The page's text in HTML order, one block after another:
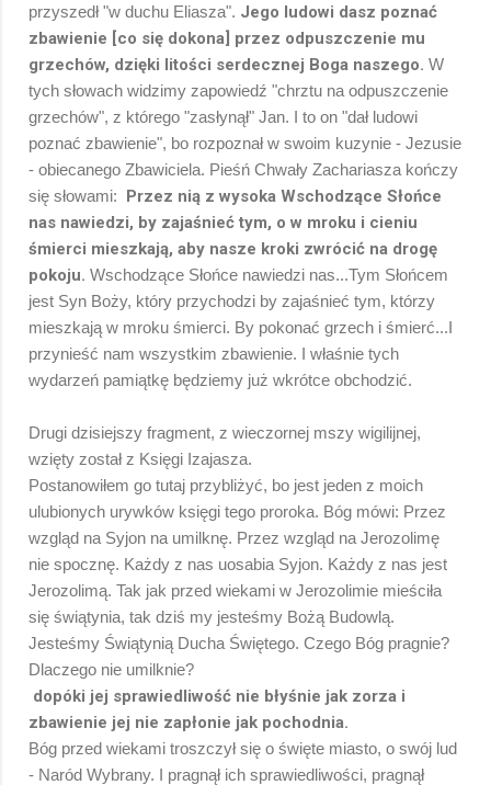
przyszedł "w duchu Eliasza". Jego ludowi dasz poznać
zbawienie [co się dokona] przez odpuszczenie mu
grzechów, dzięki litości serdecznej Boga naszego. W
tych słowach widzimy zapowiedź "chrztu na odpuszczenie
grzechów", z którego "zasłynął" Jan. I to on "dał ludowi
poznać zbawienie", bo rozpoznał w swoim kuzynie - Jezusie
- obiecanego Zbawiciela. Pieśń Chwały Zachariasza kończy
się słowami: Przez nią z wysoka Wschodzące Słońce
nas nawiedzi, by zajaśnieć tym, o w mroku i cieniu
śmierci mieszkają, aby nasze kroki zwrócić na drogę
pokoju. Wschodzące Słońce nawiedzi nas...Tym Słońcem
jest Syn Boży, który przychodzi by zajaśnieć tym, którzy
mieszkają w mroku śmierci. By pokonać grzech i śmierć...I
przynieść nam wszystkim zbawienie. I właśnie tych
wydarzeń pamiątkę będziemy już wkrótce obchodzić.
Drugi dzisiejszy fragment, z wieczornej mszy wigilijnej,
wzięty został z Księgi Izajasza.
Postanowiłem go tutaj przybliżyć, bo jest jeden z moich
ulubionych urywków księgi tego proroka. Bóg mówi: Przez
wzgląd na Syjon na umilknę. Przez wzgląd na Jerozolimę
nie spocznę. Każdy z nas uosabia Syjon. Każdy z nas jest
Jerozolimą. Tak jak przed wiekami w Jerozolimie mieściła
się świątynia, tak dziś my jesteśmy Bożą Budowlą.
Jesteśmy Świątynią Ducha Świętego. Czego Bóg pragnie?
Dlaczego nie umilknie?
dopóki jej sprawiedliwość nie błyśnie jak zorza i
zbawienie jej nie zapłonie jak pochodnia.
Bóg przed wiekami troszczył się o święte miasto, o swój lud
- Naród Wybrany. I pragnął ich sprawiedliwości, pragnął